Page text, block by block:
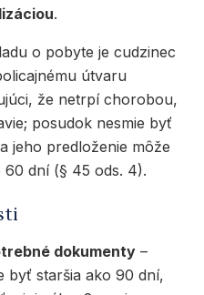
.
o pobyte je cudzinec
útvaru
že netrpí chorobou,
posudok nesmie byť
jeho predloženie môže
dní (§ 45 ods. 4).
dokumenty –
byť staršia ako 90 dní,